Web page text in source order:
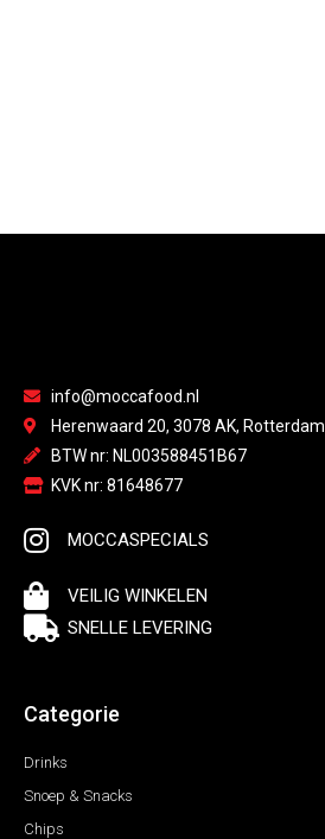
info@moccafood.nl
Herenwaard 20, 3078 AK, Rotterdam
BTW nr: NL003588451B67
KVK nr: 81648677
MOCCASPECIALS
VEILIG WINKELEN
SNELLE LEVERING
Categorie
Drinks
Snoep & Snacks
Chips